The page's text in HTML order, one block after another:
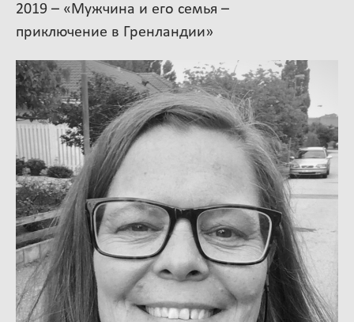
2019 – «Мужчина и его семья –
приключение в Гренландии»